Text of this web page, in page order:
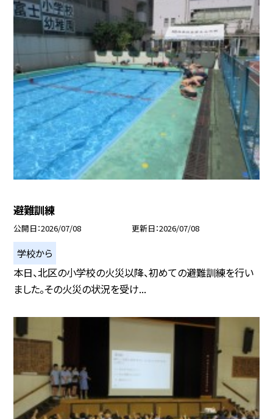
避難訓練
公開日 2026/07/08 更新日 2026/07/08
学校から
本日、北区の小学校の火災以降、初めての避難訓練を行い
ました。その火災の状況を受け...